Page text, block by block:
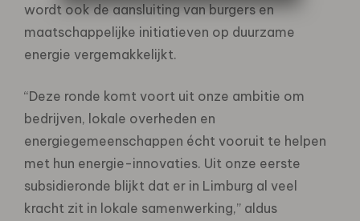
wordt ook de aansluiting van burgers en
maatschappelijke initiatieven op duurzame
energie vergemakkelijkt.
“Deze ronde komt voort uit onze ambitie om
bedrijven, lokale overheden en
energiegemeenschappen écht vooruit te helpen
met hun energie-innovaties. Uit onze eerste
subsidieronde blijkt dat er in Limburg al veel
kracht zit in lokale samenwerking,” aldus